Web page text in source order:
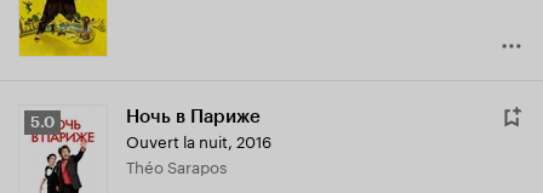
Рейтинг
Кинопоиска
5.0
5.0 Ночь в Париже
Ouvert la nuit, 2016
Théo Sarapos